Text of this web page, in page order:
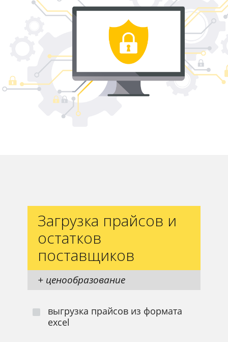
Загрузка прайсов и
остатков
поставщиков
+ ценообразование
выгрузка прайсов из формата
excel